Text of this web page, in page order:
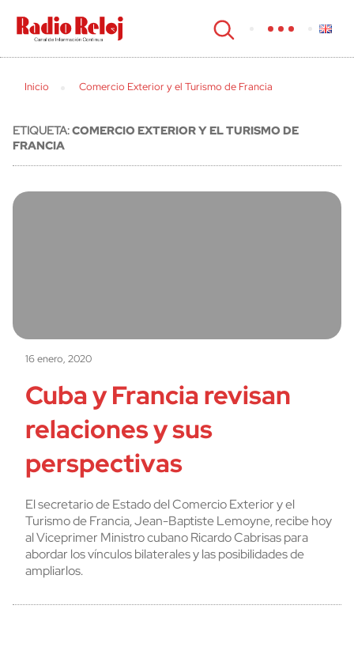
cerrar
Inicio Comercio Exterior y el Turismo de Francia
ETIQUETA:COMERCIO EXTERIOR Y EL TURISMO DE
FRANCIA
16 enero, 2020
Cuba y Francia revisan
relaciones y sus
perspectivas
El secretario de Estado del Comercio Exterior y el
Turismo de Francia, Jean-Baptiste Lemoyne, recibe hoy
al Viceprimer Ministro cubano Ricardo Cabrisas para
abordar los vínculos bilaterales y las posibilidades de
ampliarlos.